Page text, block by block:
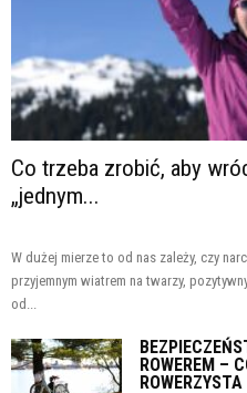
Co trzeba zrobić, aby
„jednym...
W dużej mierze to od nas zależy, czy
przyjemnym wiatrem na twarzy,
od...
ROWEREM –
ROWERZYSTA